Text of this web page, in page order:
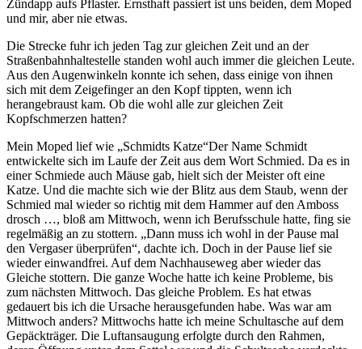
Zündapp aufs Pflaster. Ernsthaft passiert ist uns beiden, dem Moped
und mir, aber nie etwas.
Die Strecke fuhr ich jeden Tag zur gleichen Zeit und an der
Straßenbahnhaltestelle standen wohl auch immer die gleichen Leute.
Aus den Augenwinkeln konnte ich sehen, dass einige von ihnen
sich mit dem Zeigefinger an den Kopf tippten, wenn ich
herangebraust kam. Ob die wohl alle zur gleichen Zeit
Kopfschmerzen hatten?
Mein Moped lief wie
Schmidts Katze Der Name Schmidt
entwickelte sich im Laufe der Zeit aus dem Wort Schmied. Da es in
einer Schmiede auch Mäuse gab, hielt sich der Meister oft eine
Katze. Und die machte sich wie der Blitz aus dem Staub, wenn der
Schmied mal wieder so richtig mit dem Hammer auf den Amboss
drosch …, bloß am Mittwoch, wenn ich Berufsschule hatte, fing sie
regelmäßig an zu stottern.
Dann muss ich wohl in der Pause mal
den Vergaser überprüfen , dachte ich. Doch in der Pause lief sie
wieder einwandfrei. Auf dem Nachhauseweg aber wieder das
Gleiche stottern. Die ganze Woche hatte ich keine Probleme, bis
zum nächsten Mittwoch. Das gleiche Problem. Es hat etwas
gedauert bis ich die Ursache herausgefunden habe. Was war am
Mittwoch anders? Mittwochs hatte ich meine Schultasche auf dem
Gepäckträger. Die Luftansaugung erfolgte durch den Rahmen,